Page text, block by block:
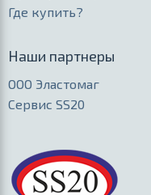
Где купить?
Наши партнеры
ООО Эластомаг
Сервис SS20